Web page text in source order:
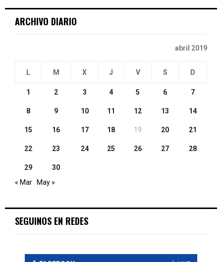
ARCHIVO DIARIO
abril 2019
L M X J V S D
1 2 3 4 5 6 7
8 9 10 11 12 13 14
15 16 17 18 19 20 21
22 23 24 25 26 27 28
29
30
« Mar
May »
SEGUINOS EN REDES